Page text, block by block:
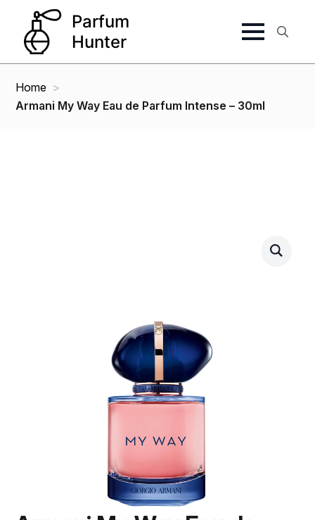
Home
Armani My Way Eau de Parfum Intense – 30ml